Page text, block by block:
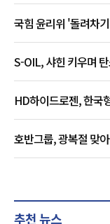
국힘 윤리위 '돌려차
S-OIL, 샤힌 키우며
HD하이드로젠, 한국
호반그룹, 광복절 맞
추천 뉴스